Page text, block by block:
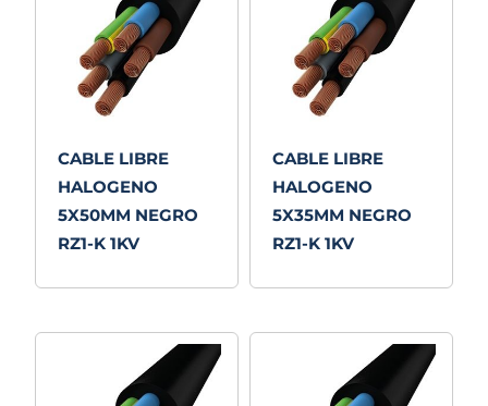
CABLE LIBRE
HALOGENO
5X50MM NEGRO
RZ1-K 1KV
CABLE LIBRE
HALOGENO
5X35MM NEGRO
RZ1-K 1KV